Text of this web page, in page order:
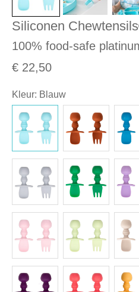
Siliconen
100% food-safe
€ 22,50
Kleur: Blauw